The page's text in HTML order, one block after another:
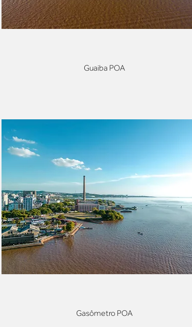
Guaiba POA
Gasômetro POA